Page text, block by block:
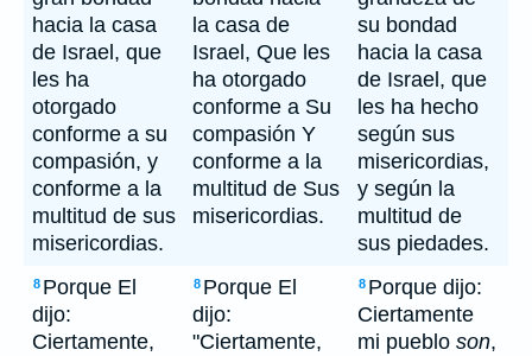
hacia la casa
de Israel, que
les ha
otorgado
conforme a su
compasión, y
conforme a la
multitud de sus
misericordias.
la casa de
Israel, Que les
ha otorgado
conforme a Su
compasión Y
conforme a la
multitud de Sus
misericordias.
su bondad
hacia la casa
de Israel, que
les ha hecho
según sus
misericordias,
y según la
multitud de
sus piedades.
8 Porque El
dijo:
Ciertamente,
8 Porque El
dijo:
"Ciertamente,
8 Porque dijo:
Ciertamente
mi pueblo son,